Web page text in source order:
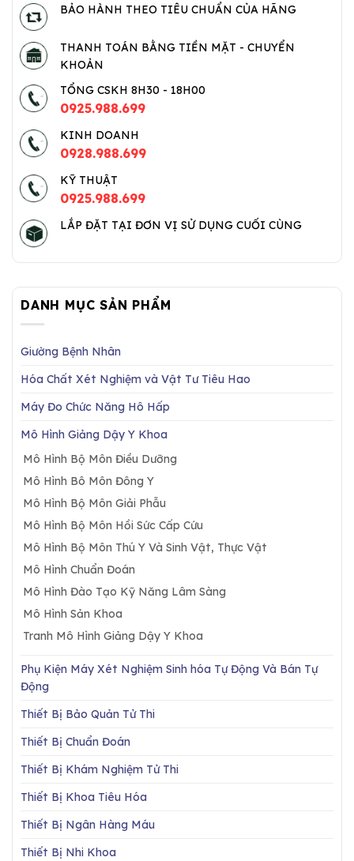
BẢO HÀNH THEO TIÊU CHUẨN CỦA HÃNG
THANH TOÁN BẰNG TIỀN MẶT - CHUYỂN
KHOẢN
TỔNG CSKH 8H30 - 18H00
0925.988.699
KINH DOANH
0928.988.699
KỸ THUẬT
0925.988.699
LẮP ĐẶT TẠI ĐƠN VỊ SỬ DỤNG CUỐI CÙNG
DANH MỤC SẢN PHẨM
Giường Bệnh Nhân
Hóa Chất Xét Nghiệm và Vật Tư Tiêu Hao
Máy Đo Chức Năng Hô Hấp
Mô Hình Giảng Dậy Y Khoa
Mô Hình Bộ Môn Điều Dưỡng
Mô Hình Bô Môn Đông Y
Mô Hình Bộ Môn Giải Phẫu
Mô Hình Bộ Môn Hồi Sức Cấp Cứu
Mô Hình Bộ Môn Thú Y Và Sinh Vật, Thực Vật
Mô Hình Chuẩn Đoán
Mô Hình Đào Tạo Kỹ Năng Lâm Sàng
Mô Hình Sản Khoa
Tranh Mô Hình Giảng Dậy Y Khoa
Phụ Kiện Máy Xét Nghiệm Sinh hóa Tự Động Và Bán Tự
Động
Thiết Bị Bảo Quản Tử Thi
Thiết Bị Chuẩn Đoán
Thiết Bị Khám Nghiệm Tử Thi
Thiết Bị Khoa Tiêu Hóa
Thiết Bị Ngân Hàng Máu
Thiết Bị Nhi Khoa